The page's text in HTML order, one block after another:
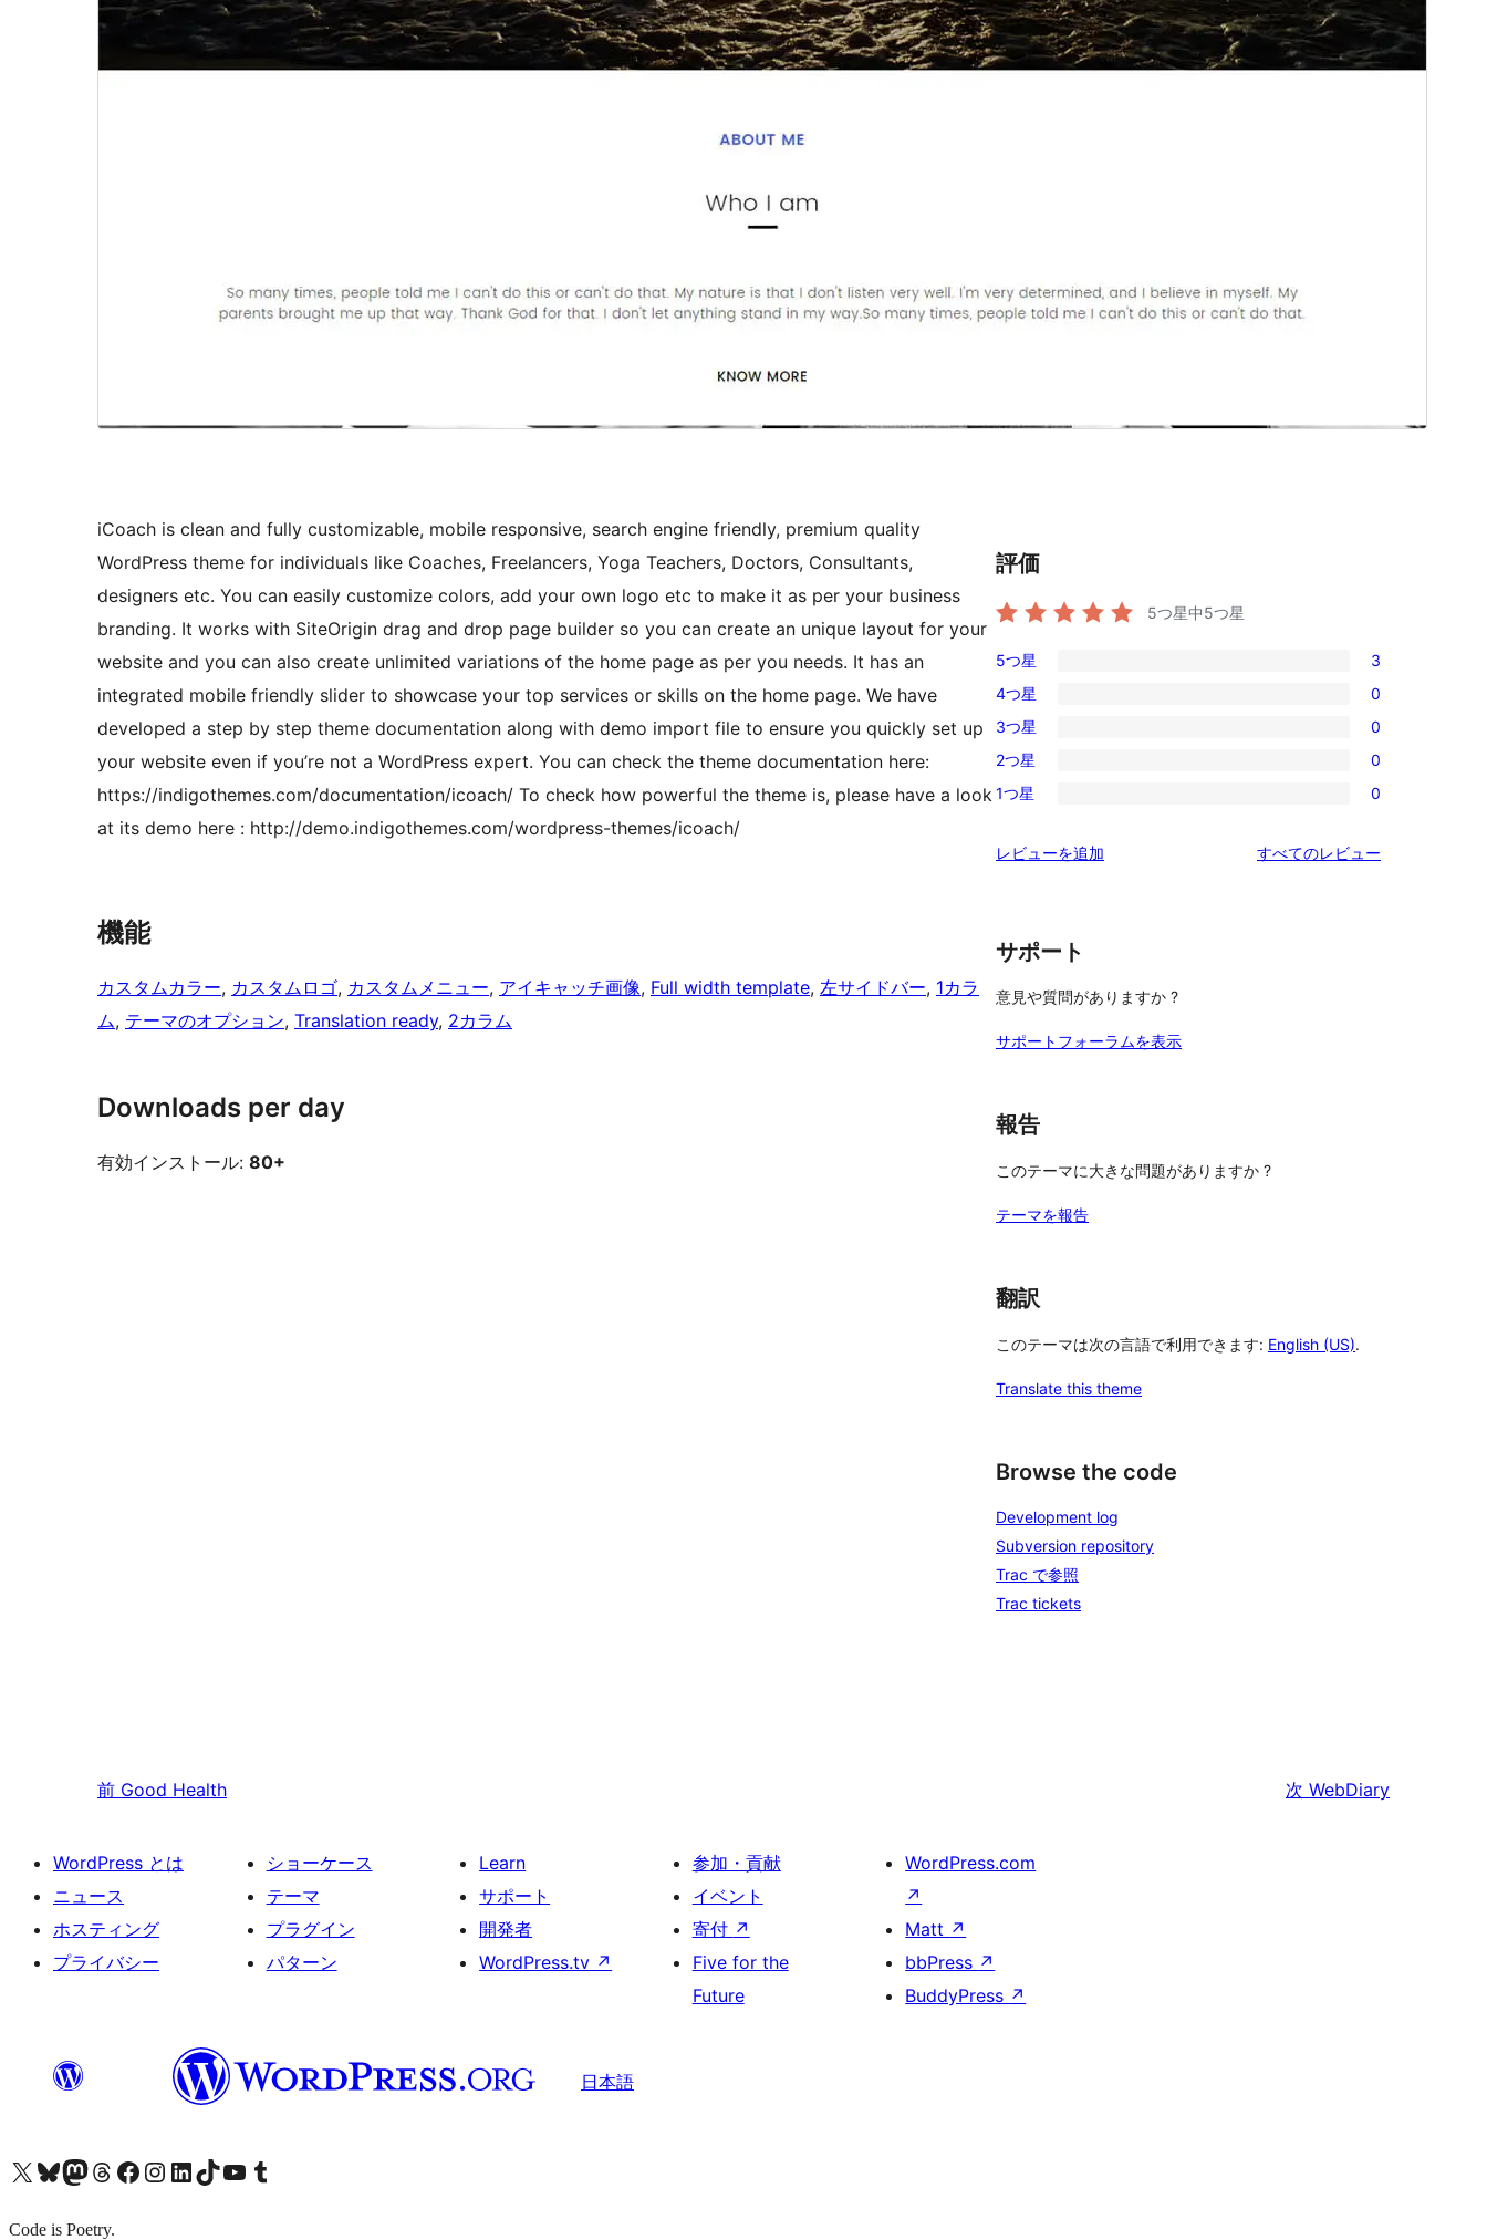
iCoach is clean and fully customizable, mobile responsive, search engine friendly, premium quality
WordPress theme for individuals like Coaches, Freelancers, Yoga Teachers, Doctors, Consultants,
designers etc. You can easily customize colors, add your own logo etc to make it as per your business
branding. It works with SiteOrigin drag and drop page builder so you can create an unique layout for your
website and you can also create unlimited variations of the home page as per you needs. It has an
integrated mobile friendly slider to showcase your top services or skills on the home page. We have
developed a step by step theme documentation along with demo import file to ensure you quickly set up
your website even if you’re not a WordPress expert. You can check the theme documentation here:
https://indigothemes.com/documentation/icoach/ To check how powerful the theme is, please have a look
at its demo here : http://demo.indigothemes.com/wordpress-themes/icoach/
機能
カスタムカラー, カスタムロゴ, カスタムメニュー, アイキャッチ画像, Full width template, 左サイドバー, 1カラ
ム, テーマのオプション, Translation ready, 2カラム
Downloads per day
有効インストール: 80+
評価
5つ星中5つ星
3
5-
星
レ
ビ
ー
5つ星 3
0
4-
星
レ
ュ
4つ星 0
0
3-
星
ビ
3つ星 0
0
2-
レ
ー
2つ星 0
0
星
ュ
1つ星 0
レビューを追加 すべてのレビュー
サポート
意見や質問がありますか ?
サポートフォーラムを表示
報告
このテーマに大きな問題がありますか ?
テーマを報告
翻訳
このテーマは次の言語で利用できます: English (US).
Translate this theme
Browse the code
Development log
Subversion repository
Trac で参照
Trac tickets
前 Good Health 次 WebDiary
WordPress とは
ニュース
ホスティング
プライバシー
ショーケース
テーマ
プラグイン
パターン
Learn
サポート
開発者
WordPress.tv ↗
参加・貢献
イベント
寄付 ↗
Five for the
Future
WordPress.com
↗
Matt ↗
bbPress ↗
BuddyPress ↗
日本語
X (旧 Twitter) アカウントへBluesky アカウントへMastodon アカウントへThreads アカウントへ Facebook ページへInstagram アカウントへ LinkedIn アカウントへTikTok アカウントへYouTube チャンネルへ Tumblr アカウントへ
Code is Poetry.